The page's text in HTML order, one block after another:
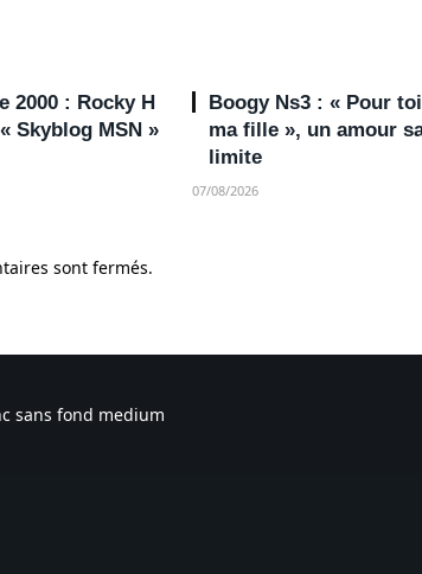
2000 : Rocky H
Skyblog MSN »
Boogy Ns3 : « Pour toi
ma fille », un amour
limite
07/08/2026
sont fermés.